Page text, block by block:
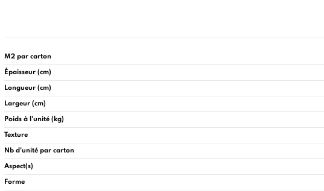
M2 par carton
Épaisseur (cm)
Longueur (cm)
Largeur (cm)
Poids à l'unité (kg)
Texture
Nb d'unité par carton
Aspect(s)
Forme